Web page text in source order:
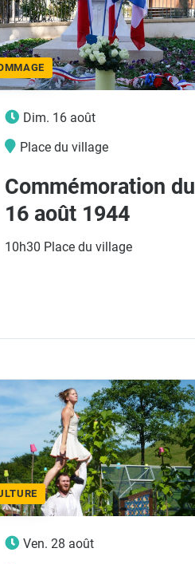
Dim. 16 août
Place du village
Commémoration du
16 août 1944
10h30 Place du village
Ven. 28 août